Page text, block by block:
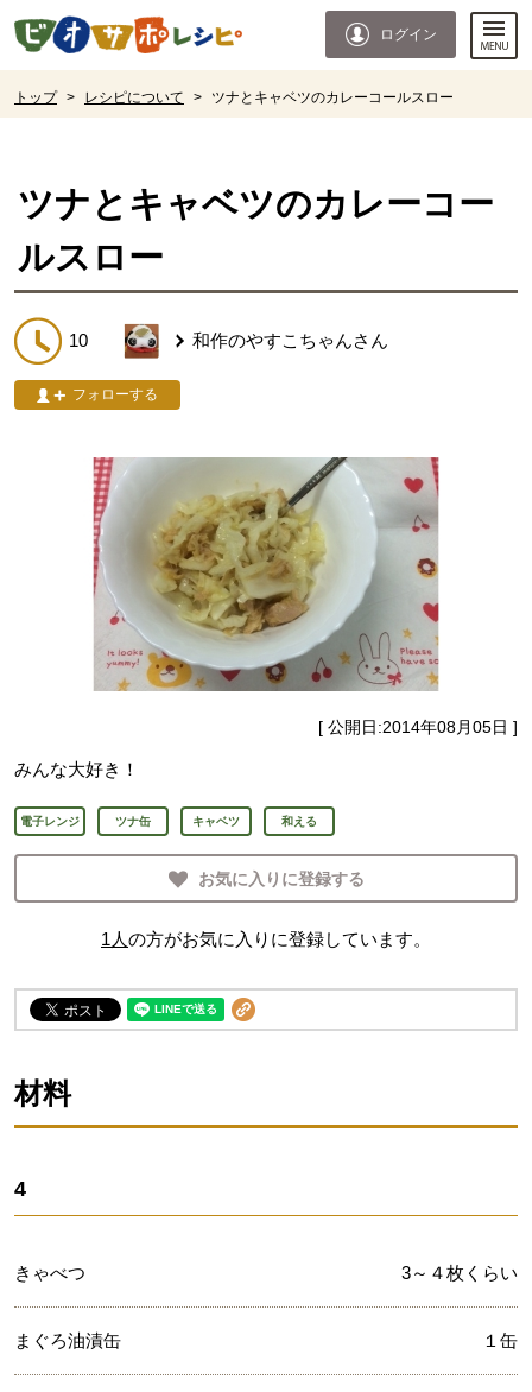
ページの先頭です。
ログイン
トップ > レシピについて > ツナとキャベツのカレーコールスロー
ツナとキャベツのカレーコー
ルスロー
10 和作のやすこちゃんさん
フォローする
[ 公開日:2014年08月05日 ]
みんな大好き！
電子レンジ ツナ缶 キャベツ 和える
お気に入りに登録する
1 人の方がお気に入りに登録しています。
材料
4
きゃべつ 3～４枚くらい
まぐろ油漬缶 １缶